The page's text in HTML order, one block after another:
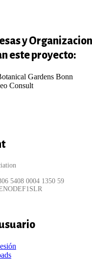
y
este proyecto:
5408 0004 1350 59